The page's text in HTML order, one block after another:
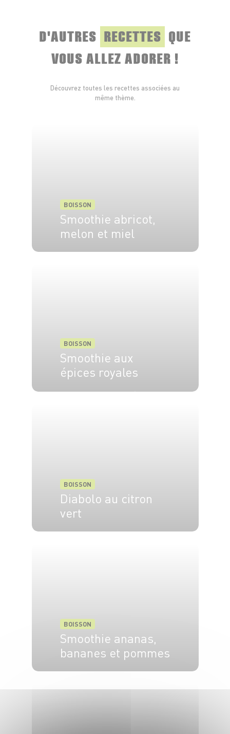
D'AUTRES RECETTES QUE
VOUS ALLEZ ADORER !
Découvrez toutes les recettes associées au
même thème.
BOISSON
Smoothie abricot,
melon et miel
BOISSON
Smoothie aux
épices royales
BOISSON
Diabolo au citron
vert
BOISSON
Smoothie ananas,
bananes et pommes